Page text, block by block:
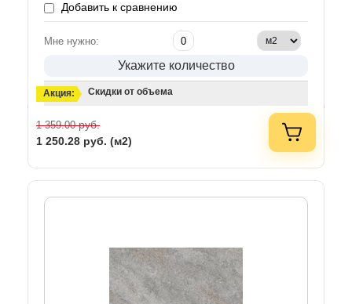
Добавить к сравнению
Мне нужно:
Укажите количество
Акция: Скидки от объема
1 359.00руб.
1 250.28 руб. (м2)